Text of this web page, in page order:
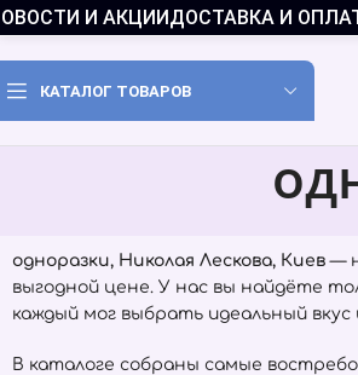
И АКЦИИДОСТАВКА И
КАТАЛОГ ТОВАРОВ
одноразки, Николая Лескова, Киев —
выгодной цене. У нас вы найдёте
каждый мог выбрать идеальный вкус
В каталоге собраны самые